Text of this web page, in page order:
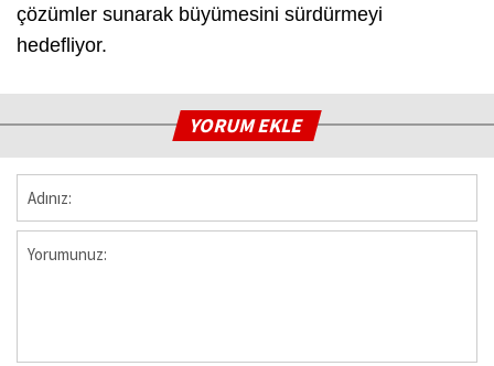
çözümler sunarak büyümesini sürdürmeyi
hedefliyor.
YORUM EKLE